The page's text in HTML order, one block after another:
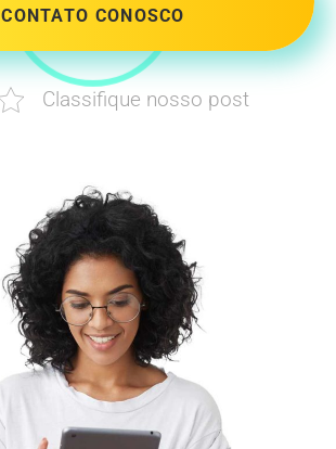
CONTATO CONOSCO
Classifique nosso post